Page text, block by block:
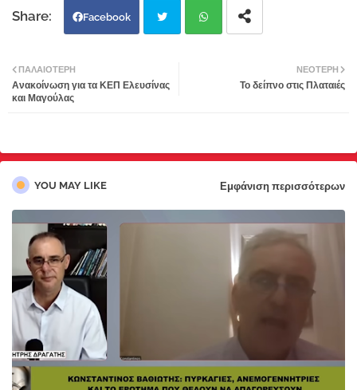
Facebook
tter
ΝΕΌΤΕΡΗ
Το δείπνο στις Πλαταιές
ΠΑΛΑΙΌΤΕΡΗ
Ανακοίνωση για τα ΚΕΠ Ελευσίνας
και Μαγούλας
YOU MAY LIKE Εμφάνιση περισσότερων